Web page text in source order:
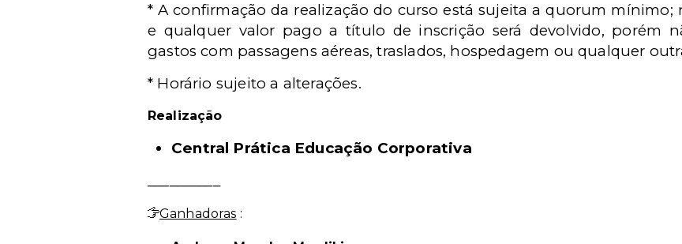
* A confirmação da realização do curso está sujeita a quorum mínimo;
e qualquer valor pago a título de inscrição será devolvido, porém
gastos com passagens aéreas, traslados, hospedagem ou qualquer
* Horário sujeito a alterações.
Realização
Central Prática Educação Corporativa
Ganhadoras :